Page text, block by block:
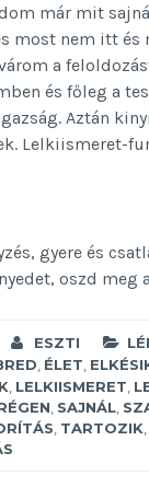
már mit
most nem itt és
a
és főleg a
Aztán
Lelkiismeret-
gyere és
oszd
ESZTI
ÉLET
LELKIISMERET
SAJNÁL,
TARTOZIK